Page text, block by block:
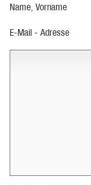
Name, Vorname
E-Mail - Adresse